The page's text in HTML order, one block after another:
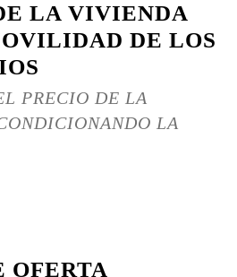
LA VIVIENDA
DE LOS
PRECIO DE LA
LA
OFERTA